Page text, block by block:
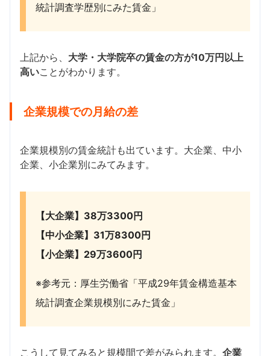
統計調査学歴別にみた賃金」
上記から、 大学・大学院卒の賃金の方が10万円以上
高いことがわかります。
企業規模での月給の差
企業規模別の賃金統計も出ています。大企業、中小
企業、小企業別にみてみます。
【大企業】38万3300円
【中小企業】31万8300円
【小企業】29万3600円
※参考元：厚生労働省「平成29年賃金構造基本
統計調査企業規模別にみた賃金」
こうして見てみると規模間で差がみられます。 企業